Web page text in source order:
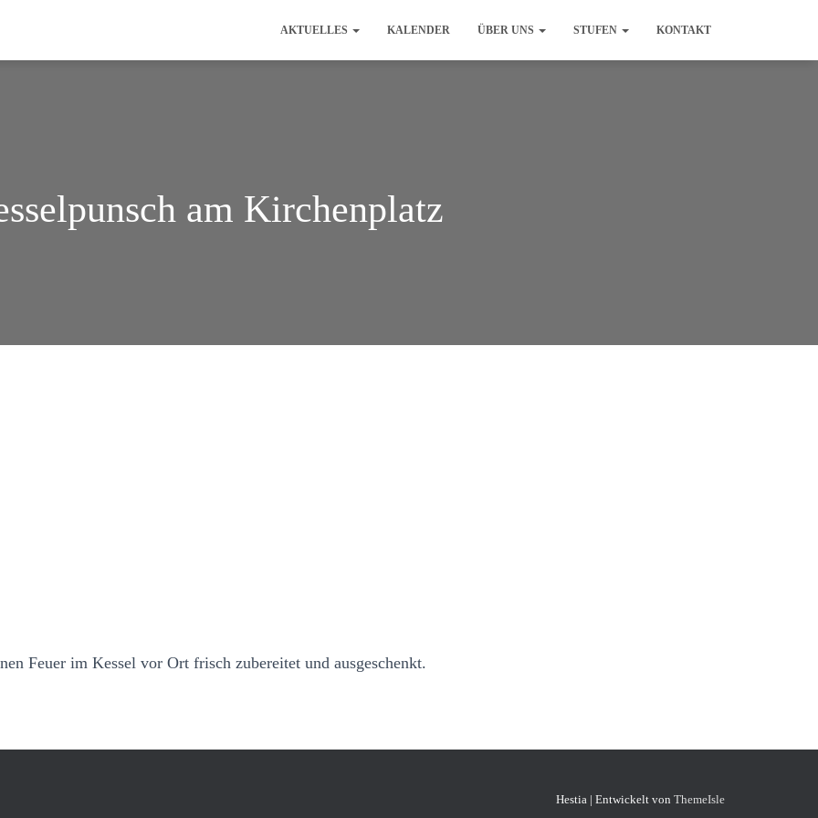
AKTUELLES KALENDER ÜBER UNS STUFEN KONTAKT
am Kirchenplatz
Feuer im Kessel vor Ort frisch zubereitet und ausgeschenkt.
Hestia | Entwickelt von ThemeIsle